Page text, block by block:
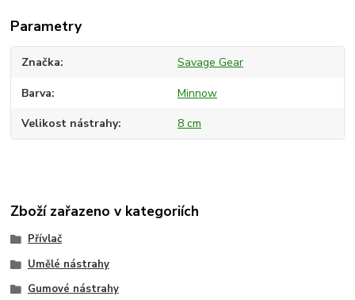
Parametry
Značka Savage Gear
Barva Minnow
Velikost nástrahy 8 cm
Zboží zařazeno v kategoriích
Přívlač
Umělé nástrahy
Gumové nástrahy